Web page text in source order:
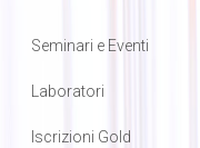
Seminari e Eventi
Laboratori
Iscrizioni Gold